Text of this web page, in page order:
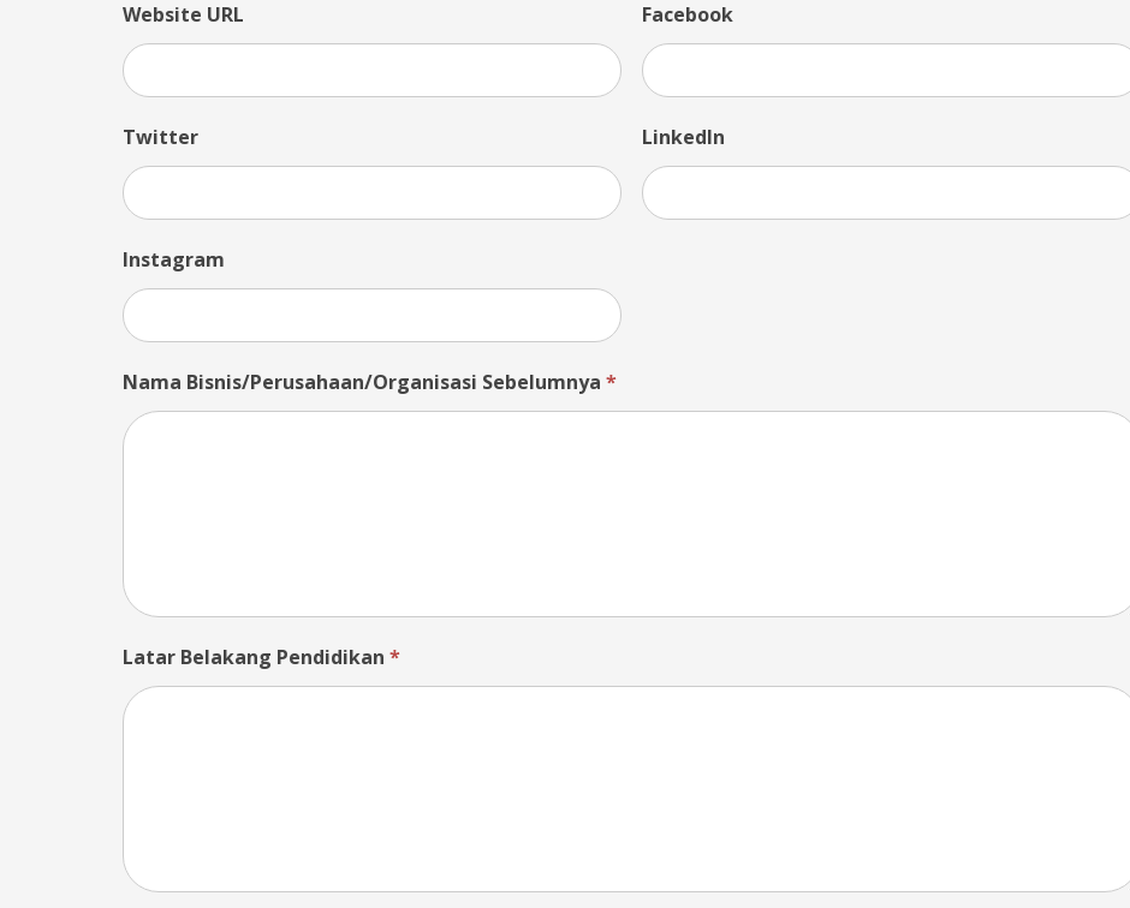
Website URL Facebook
Twitter LinkedIn
Instagram
Nama Bisnis/Perusahaan/Organisasi Sebelumnya *
Latar Belakang Pendidikan *